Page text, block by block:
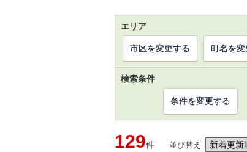
エリア
市区を変更する 町名を変
検索条件
条件を変更する
129件 並び替え